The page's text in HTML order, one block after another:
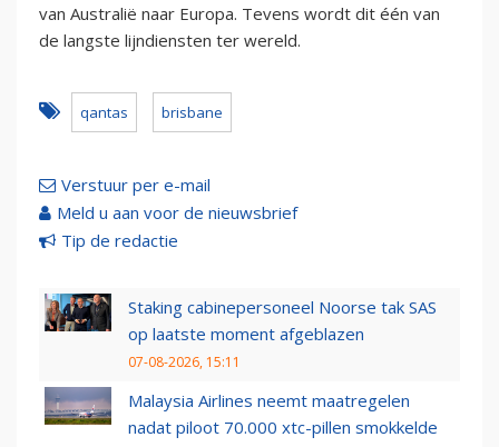
van Australië naar Europa. Tevens wordt dit één van
de langste lijndiensten ter wereld.
qantas brisbane
Verstuur per e-mail
Meld u aan voor de nieuwsbrief
Tip de redactie
Staking cabinepersoneel Noorse tak SAS
op laatste moment afgeblazen
07-08-2026, 15:11
Malaysia Airlines neemt maatregelen
nadat piloot 70.000 xtc-pillen smokkelde